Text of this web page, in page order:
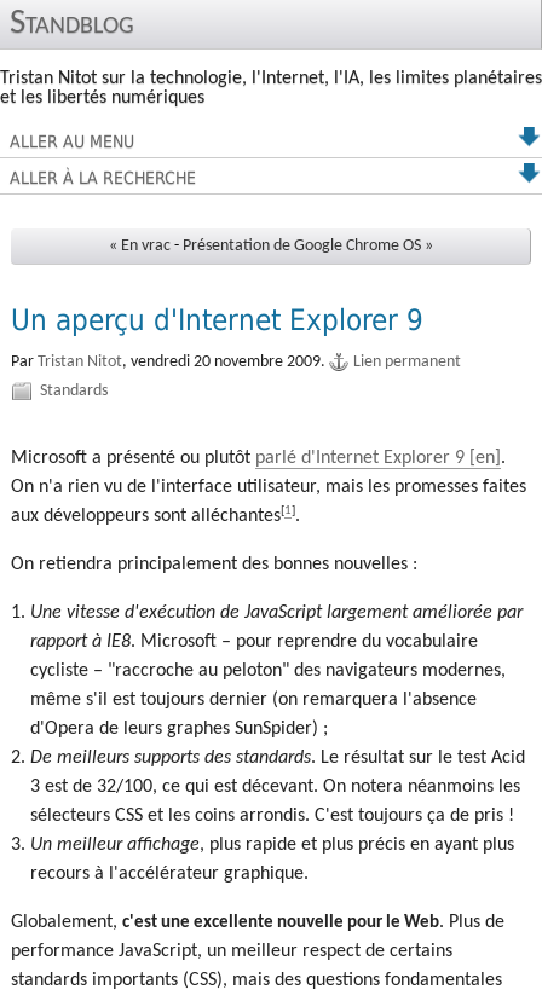
Standblog
Tristan Nitot sur la technologie, l'Internet, l'IA, les limites planétaires
et les libertés numériques
ALLER AU MENU
ALLER À LA RECHERCHE
« En vrac - Présentation de Google Chrome OS »
Un aperçu d'Internet Explorer 9
Par Tristan Nitot, vendredi 20 novembre 2009.
Lien permanent
Standards
Microsoft a présenté ou plutôt parlé d'Internet Explorer 9
.
On n'a rien vu de l'interface utilisateur, mais les promesses faites
aux développeurs sont alléchantes[1].
On retiendra principalement des bonnes nouvelles :
Une vitesse d'exécution de JavaScript largement améliorée par
rapport à IE8. Microsoft – pour reprendre du vocabulaire
cycliste – "raccroche au peloton" des navigateurs modernes,
même s'il est toujours dernier (on remarquera l'absence
d'Opera de leurs graphes SunSpider) ;
De meilleurs supports des standards. Le résultat sur le test Acid
3 est de 32/100, ce qui est décevant. On notera néanmoins les
sélecteurs CSS et les coins arrondis. C'est toujours ça de pris !
Un meilleur affichage, plus rapide et plus précis en ayant plus
recours à l'accélérateur graphique.
Globalement, c'est une excellente nouvelle pour le Web. Plus de
performance JavaScript, un meilleur respect de certains
standards importants (CSS), mais des questions fondamentales